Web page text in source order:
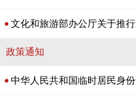
政策通知